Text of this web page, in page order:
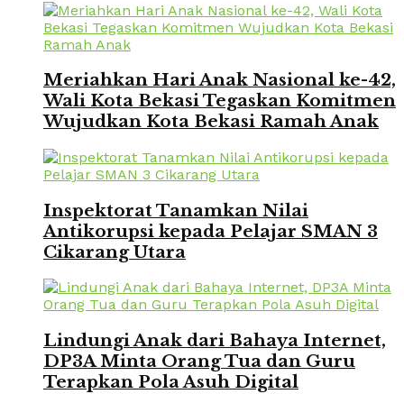
Meriahkan Hari Anak Nasional ke-42,
Wali Kota Bekasi Tegaskan Komitmen
Wujudkan Kota Bekasi Ramah Anak
Inspektorat Tanamkan Nilai
Antikorupsi kepada Pelajar SMAN 3
Cikarang Utara
Lindungi Anak dari Bahaya Internet,
DP3A Minta Orang Tua dan Guru
Terapkan Pola Asuh Digital